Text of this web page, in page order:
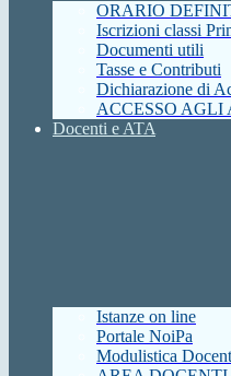
ORARIO
Iscrizioni classi
Documenti utili
Tasse e Contributi
Dichiarazione di
ACCESSO AGLI
Docenti e ATA
Istanze on line
Portale NoiPa
Modulistica